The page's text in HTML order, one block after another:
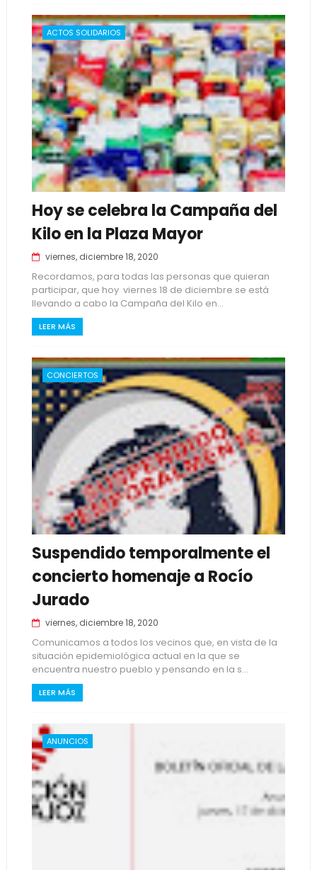
ACTOS SOLIDARIOS
Hoy se celebra la Campaña del
Kilo en la Plaza Mayor
viernes, diciembre 18, 2020
Recordamos, para todas las personas que quieran
participar, que hoy viernes 18 de diciembre se está
llevando a cabo la Campaña del Kilo en...
LEER MÁS
CONCIERTOS
Suspendido temporalmente el
concierto homenaje a Rocío
Jurado
viernes, diciembre 18, 2020
Comunicamos a todos los vecinos que, en vista de la
situación epidemiológica actual en la que se
encuentra nuestro pueblo y pensando en la s...
LEER MÁS
ANUNCIOS